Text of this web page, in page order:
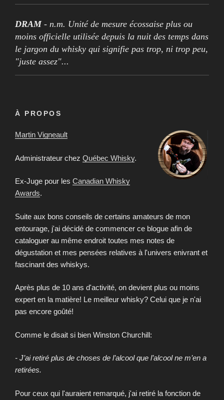
DRAM- n.m. Unité de mesure écossaise plus ou
moins officielle utilisée depuis la nuit des temps dans
le jargon du whisky qui signifie pas trop, ni trop peu,
"juste assez"...
À PROPOS
Martin Vigneault
Administrateur chez Québec Whisky.
Ex-Juge pour les Canadian Whisky
Awards.
Suite aux bons conseils de certains amateurs de mon
entourage, j'ai décidé de commencer ce blogue afin de
cataloguer au même endroit toutes mes notes de
dégustation et mes pensées relatives à l'univers enivrant et
fascinant des whiskys.
Après plus de 10 ans d'activité, on devient plus ou moins
expert en la matière! Le meilleur whisky? Celui que je n'ai
pas encore goûté!
Comme le disait si bien Winston Churchill:
- J’ai retiré plus de choses de l’alcool que l’alcool ne m’en a
retirées.
Pour ceux qui l'auraient remarqué, j'ai retiré la fonction de